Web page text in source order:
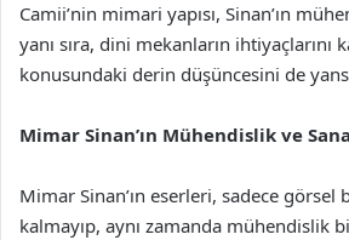
Camii’nin mimari yapısı, Sinan’ın
yanı sıra, dini mekanların ihtiyaçlarını
konusundaki derin düşüncesini de
Mimar Sinan’ın Mühendislik ve
Mimar Sinan’ın eserleri, sadece
kalmayıp, aynı zamanda mühendislik